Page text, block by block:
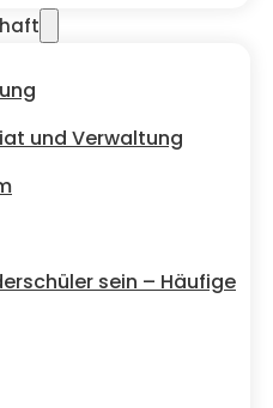
und Verwaltung
sein – Häufige